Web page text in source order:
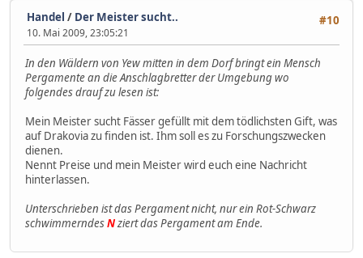
#10
Handel / Der Meister sucht..
10. Mai 2009, 23:05:21
In den Wäldern von Yew mitten in dem Dorf bringt ein Mensch
Pergamente an die Anschlagbretter der Umgebung wo
folgendes drauf zu lesen ist:
Mein Meister sucht Fässer gefüllt mit dem tödlichsten Gift, was
auf Drakovia zu finden ist. Ihm soll es zu Forschungszwecken
dienen.
Nennt Preise und mein Meister wird euch eine Nachricht
hinterlassen.
Unterschrieben ist das Pergament nicht, nur ein Rot-Schwarz
schwimmerndesNziert das Pergament am Ende.